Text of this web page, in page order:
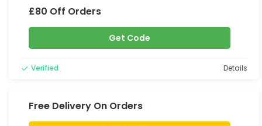
£80 Off Orders
Get Code
Verified Details
Free Delivery On Orders